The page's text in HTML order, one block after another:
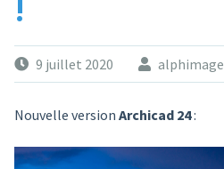
!
9 juillet 2020 alphimage
Nouvelle version Archicad 24: